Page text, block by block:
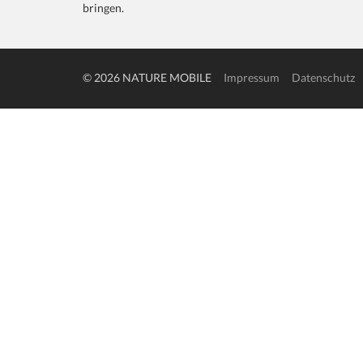
bringen.
© 2026 NATURE MOBILE Impressum Datenschutz